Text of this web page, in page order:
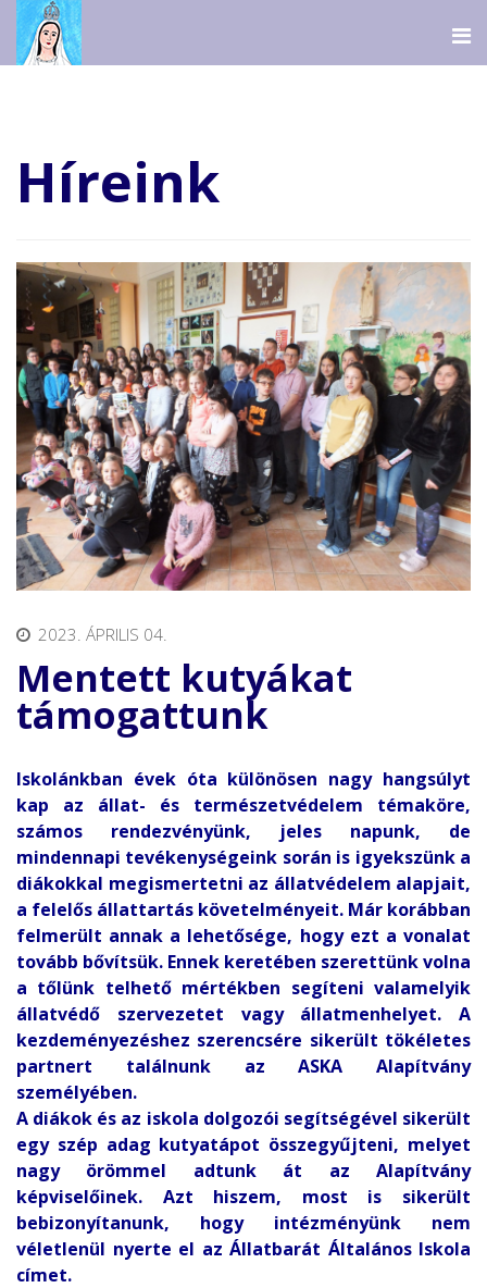
Híreink
2023. ÁPRILIS 04.
Mentett kutyákat
támogattunk
Iskolánkban évek óta különösen nagy hangsúlyt
kap az állat- és természetvédelem témaköre,
számos rendezvényünk, jeles napunk, de
mindennapi tevékenységeink során is igyekszünk a
diákokkal megismertetni az állatvédelem alapjait,
a felelős állattartás követelményeit. Már korábban
felmerült annak a lehetősége, hogy ezt a vonalat
tovább bővítsük. Ennek keretében szerettünk volna
a tőlünk telhető mértékben segíteni valamelyik
állatvédő szervezetet vagy állatmenhelyet. A
kezdeményezéshez szerencsére sikerült tökéletes
partnert találnunk az ASKA Alapítvány
személyében.
A diákok és az iskola dolgozói segítségével sikerült
egy szép adag kutyatápot összegyűjteni, melyet
nagy örömmel adtunk át az Alapítvány
képviselőinek. Azt hiszem, most is sikerült
bebizonyítanunk, hogy intézményünk nem
véletlenül nyerte el az Állatbarát Általános Iskola
címet.